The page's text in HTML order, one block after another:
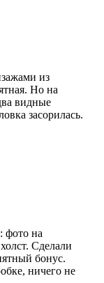
из
Но на
видные
засорилась.
фото на
Сделали
бонус.
ничего не